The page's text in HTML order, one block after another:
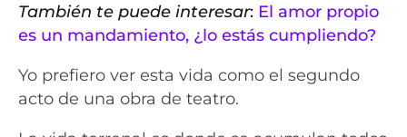
También te puede interesar: El amor propio
es un mandamiento, ¿lo estás cumpliendo?
Yo prefiero ver esta vida como el segundo
acto de una obra de teatro.